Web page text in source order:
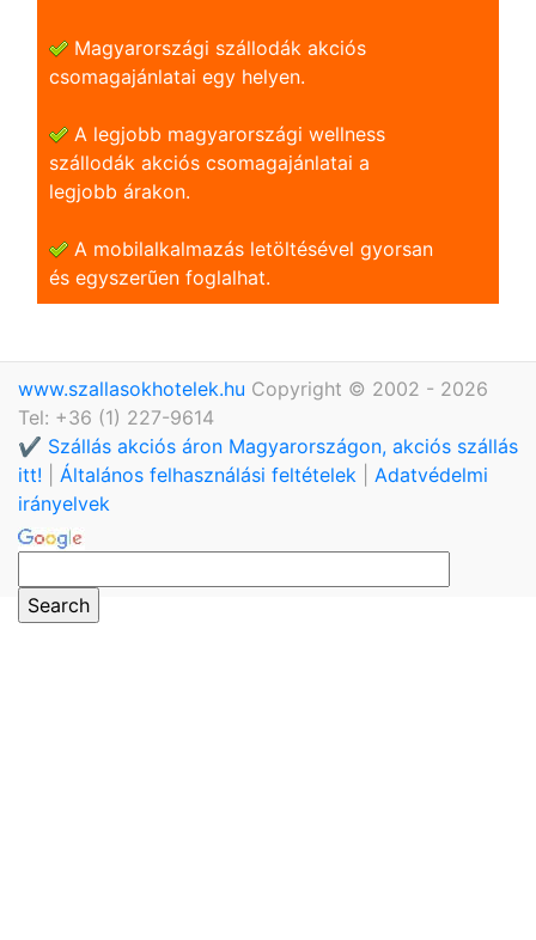
Magyarországi szállodák akciós
csomagajánlatai egy helyen.
A legjobb magyarországi wellness
szállodák akciós csomagajánlatai a
legjobb árakon.
A mobilalkalmazás letöltésével gyorsan
és egyszerũen foglalhat.
www.szallasokhotelek.hu Copyright © 2002 - 2026
Tel: +36 (1) 227-9614
✔️ Szállás akciós áron Magyarországon, akciós szállás
itt!
Általános felhasználási feltételek
Adatvédelmi
irányelvek